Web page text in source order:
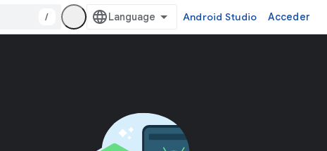
/ Android Studio Acceder